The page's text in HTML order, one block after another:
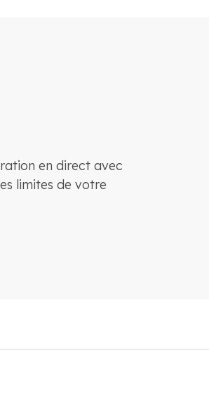
en direct avec
limites de votre